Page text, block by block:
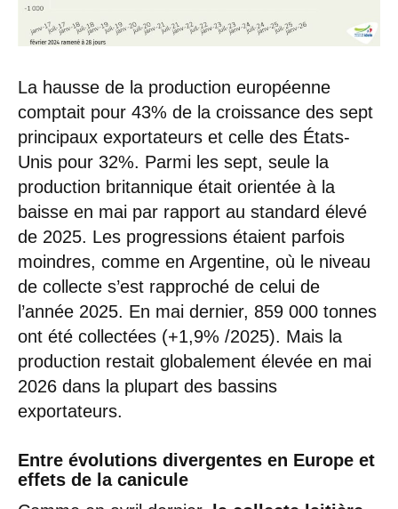
La hausse de la production européenne
comptait pour 43% de la croissance des sept
principaux exportateurs et celle des États-
Unis pour 32%. Parmi les sept, seule la
production britannique était orientée à la
baisse en mai par rapport au standard élevé
de 2025. Les progressions étaient parfois
moindres, comme en Argentine, où le niveau
de collecte s’est rapproché de celui de
l’année 2025. En mai dernier, 859 000 tonnes
ont été collectées (+1,9% /2025). Mais la
production restait globalement élevée en mai
2026 dans la plupart des bassins
exportateurs.
Entre évolutions divergentes en Europe et
effets de la canicule